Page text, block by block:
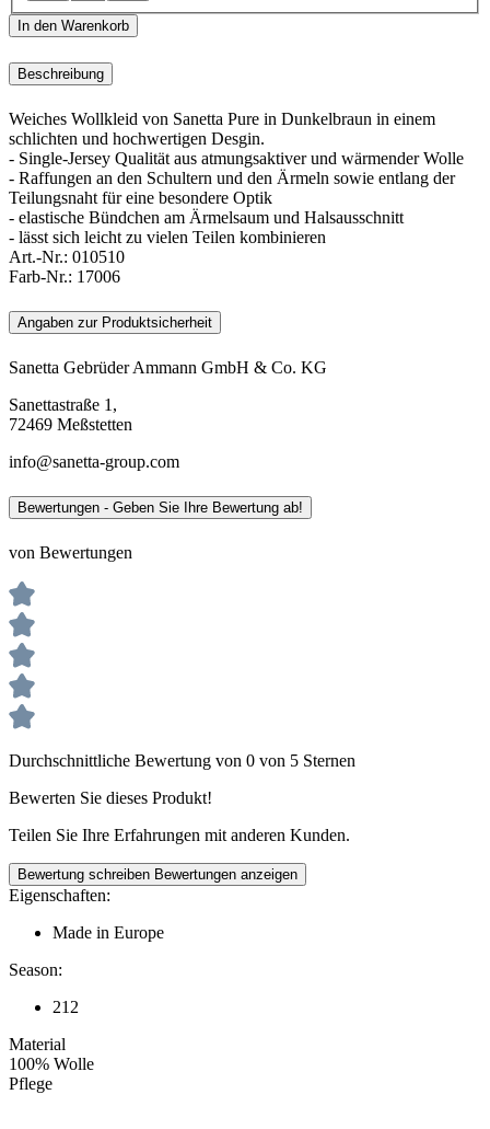
In den Warenkorb
Beschreibung
Weiches Wollkleid von Sanetta Pure in Dunkelbraun in einem
schlichten und hochwertigen Desgin.
- Single-Jersey Qualität aus atmungsaktiver und wärmender Wolle
- Raffungen an den Schultern und den Ärmeln sowie entlang der
Teilungsnaht für eine besondere Optik
- elastische Bündchen am Ärmelsaum und Halsausschnitt
- lässt sich leicht zu vielen Teilen kombinieren
Art.-Nr.: 010510
Farb-Nr.: 17006
Angaben zur Produktsicherheit
Sanetta Gebrüder Ammann GmbH & Co. KG
Sanettastraße 1,
72469 Meßstetten
info@sanetta-group.com
Bewertungen - Geben Sie Ihre Bewertung ab!
von Bewertungen
Durchschnittliche Bewertung von 0 von 5 Sternen
Bewerten Sie dieses Produkt!
Teilen Sie Ihre Erfahrungen mit anderen Kunden.
Bewertung schreiben Bewertungen anzeigen
Eigenschaften:
Made in Europe
Season:
212
Material
100% Wolle
Pflege